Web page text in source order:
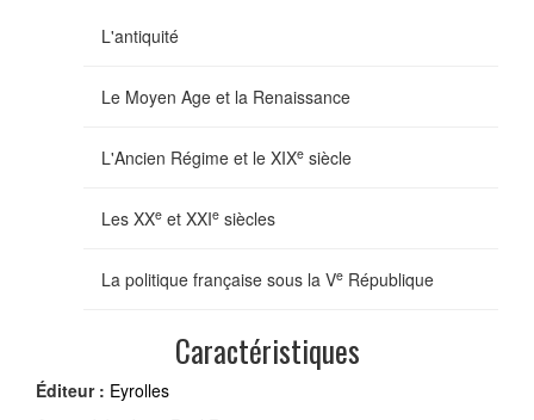
L'antiquité
Le Moyen Age et la Renaissance
L'Ancien Régime et le XIXe siècle
Les XXe et XXIe siècles
La politique française sous la Ve République
Caractéristiques
Éditeur : Eyrolles